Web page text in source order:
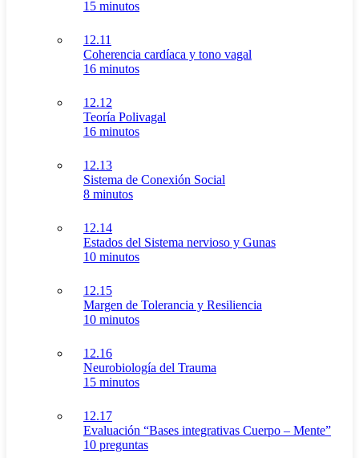
15 minutos
12.11
Coherencia cardíaca y tono vagal
16 minutos
12.12
Teoría Polivagal
16 minutos
12.13
Sistema de Conexión Social
8 minutos
12.14
Estados del Sistema nervioso y Gunas
10 minutos
12.15
Margen de Tolerancia y Resiliencia
10 minutos
12.16
Neurobiología del Trauma
15 minutos
12.17
Evaluación “Bases integrativas Cuerpo – Mente”
10 preguntas